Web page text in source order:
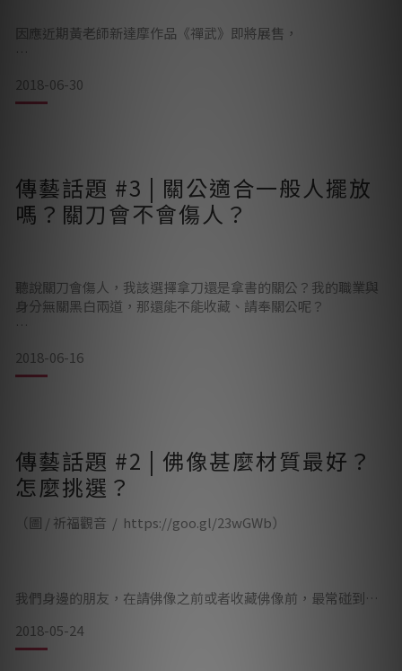
因應近期黃老師新達摩作品《禪武》即將展售，
事呢？
達摩，
2018-06-30
傳藝話題 #3 | 關公適合一般人擺放
嗎？關刀會不會傷人？
聽說關刀會傷人，我該選擇拿刀還是拿書的關公？我的職業與
身分無關黑白兩道，那還能不能收藏、請奉關公呢？
上述幾個問題，是自我們推出關公作品之後，不斷遇到的問題
——————————————
2018-06-16
傳藝話題 #2 | 佛像甚麼材質最好？
怎麼挑選？
（圖 / 祈福觀音 / https://goo.gl/23wGWb）
我們身邊的朋友，在請佛像之前或者收藏佛像前，最常碰到的
佛像怎麼挑選？甚麼材質才是最適合的？
2018-05-24